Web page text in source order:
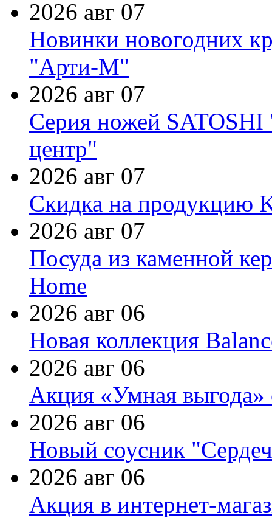
2026 авг 07
Новинки новогодних
"Арти-М"
2026 авг 07
Серия ножей
центр"
2026 авг 07
Скидка на продукцию
2026 авг 07
Посуда из каменной
Home
2026 авг 06
Новая коллекция
2026 авг 06
Акция «Умная выгода»
2026 авг 06
Новый соусник
2026 авг 06
Акция в интернет-